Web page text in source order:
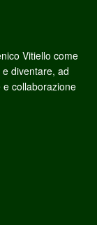
Vitiello come
diventare, ad
collaborazione